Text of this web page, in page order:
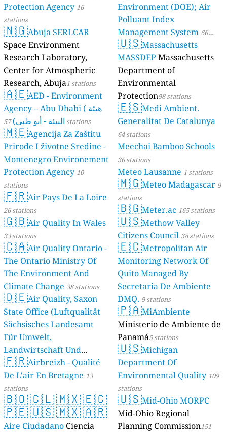
Protection Agency 16
stations
🇳🇬Abuja SERLCAR
Space Environment
Research Laboratory,
Center for Atmospheric
Research, Abuja1 stations
🇦🇪AED - Environment
Agency – Abu Dhabi ( هيئة
البيئة - أبو ظبي) 57 stations
🇲🇪Agencija Za Zaštitu
Prirode I životne Sredine -
Montenegro Environement
Protection Agency 10
stations
🇫🇷Air Pays De La Loire
26 stations
🇬🇧Air Quality In Wales
33 stations
🇨🇦Air Quality Ontario -
The Ontario Ministry Of
The Environment And
Climate Change 38 stations
🇩🇪Air Quality, Saxon
State Office (Luftqualität
Sächsisches Landesamt
Für Umwelt,
Landwirtschaft Und
Geologie) 50 stations
🇫🇷Airbreizh - Qualité
De L'air En Bretagne 13
stations
🇧🇴🇨🇱🇲🇽🇪🇨
🇵🇪🇺🇸🇲🇽🇦🇷
Aire Ciudadano Ciencia
Environment (DOE); Air
Polluant Index
Management System 66
stations
🇺🇸Massachusetts
MASSDEP Massachusetts
Department of
Environmental
Protection98 stations
🇪🇸Medi Ambient.
Generalitat De Catalunya
64 stations
Meechai Bamboo Schools
36 stations
Meteo Lausanne 1 stations
🇲🇬Meteo Madagascar 9
stations
🇧🇬Meter.ac 165 stations
🇺🇸Methow Valley
Citizens Council 38 stations
🇪🇨Metropolitan Air
Monitoring Network Of
Quito Managed By
Secretaria De Ambiente
DMQ. 9 stations
🇵🇦MiAmbiente
Ministerio de Ambiente de
Panamá5 stations
🇺🇸Michigan
Department Of
Environmental Quality 109
stations
🇺🇸Mid-Ohio MORPC
Mid-Ohio Regional
Planning Commission151